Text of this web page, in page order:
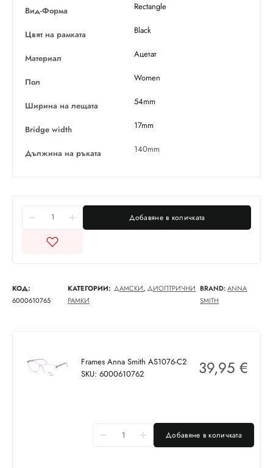
Вид-Форма
Rectangle
Цвят на рамката Black
Материал Ацетат
Пол Women
Ширина на лещата 54mm
Bridge width 17mm
Дължина на ръката 140mm
Добавяне в количката
КОД:
6000610765
КАТЕГОРИИ: ДАМСКИ,ДИОПТРИЧНИ
РАМКИ
BRAND:ANNA
SMITH
Frames Anna Smith AS1076-C2
SKU: 6000610762
39,95 €
Добавяне в количката